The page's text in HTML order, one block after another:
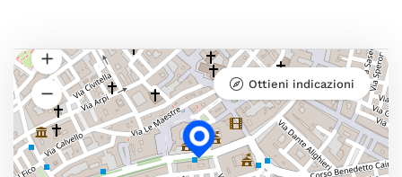
Ottieni indicazioni